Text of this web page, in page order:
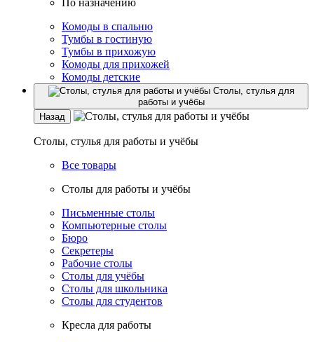
По назначению
Комоды в спальню
Тумбы в гостиную
Тумбы в прихожую
Комоды для прихожей
Комоды детские
Столы, стулья для
работы и учёбы
Назад
Столы, стулья для работы и учёбы
Все товары
Столы для работы и учёбы
Письменные столы
Компьютерные столы
Бюро
Секретеры
Рабочие столы
Столы для учёбы
Столы для школьника
Столы для студентов
Кресла для работы